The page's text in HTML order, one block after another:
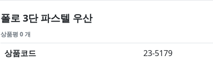
폴로 3단 파스텔 우산요약정보 및 구매
상품평 0 개
상품코드
23-5179